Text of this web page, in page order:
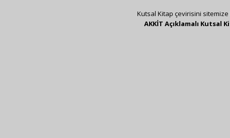
Kutsal Kitap çevirisini
AKKİT Açıklamalı Kutsal